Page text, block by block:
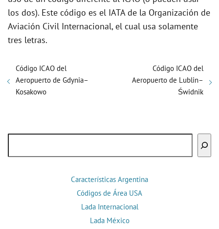
los dos). Este código es el IATA de la Organización de
Aviación Civil Internacional, el cual usa solamente
tres letras.
Código ICAO del
Aeropuerto de Gdynia–
Kosakowo
Código ICAO del
Aeropuerto de Lublin–
Świdnik
Características Argentina
Códigos de Área USA
Lada Internacional
Lada México